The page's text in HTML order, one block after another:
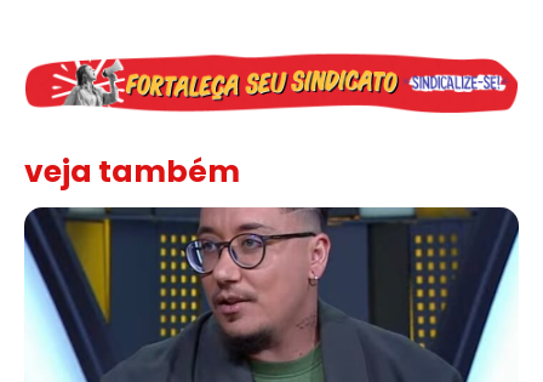
veja também
Solidariedade ao jornalista Caê Vasconcelos e repúdio aos